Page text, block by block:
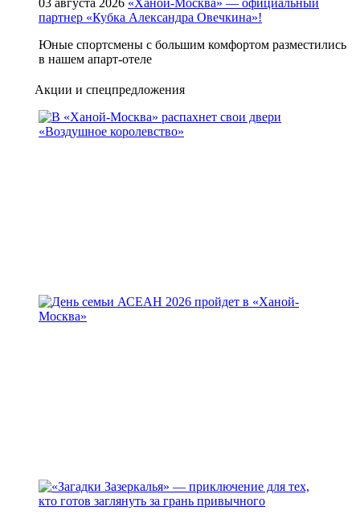
03 августа 2026 «Ханой-Москва» — официальный
партнер «Кубка Александра Овечкина»!
Юные спортсмены с большим комфортом разместились
в нашем апарт-отеле
Акции и спецпредложения